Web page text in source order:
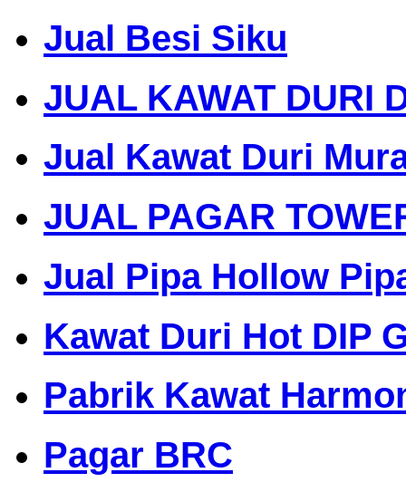
Jual Besi Siku
JUAL KAWAT DURI
Jual Kawat Duri
JUAL PAGAR
Jual Pipa Hollow
Kawat Duri Hot DIP
Pabrik Kawat
Pagar BRC